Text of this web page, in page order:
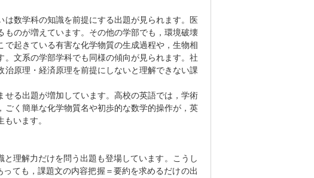
数学科の知識を前提にする出題が見られます。医
のが増えています。その他の学部でも，環境破壊
起きている有害な化学物質の生成過程や，生物相
文系の学部学科でも同様の傾向が見られます。社
原理・経済原理を前提にしないと理解できない課
る出題が増加しています。高校の英語では，学術
く簡単な化学物質名や初歩的な数学的操作が，英
います。
理解力だけを問う出題も登場しています。こうし
ても，課題文の内容把握＝要約を求めるだけの出